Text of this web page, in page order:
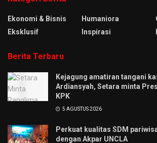
Ekonomi & Bisnis
Eksklusif
Humaniora
Inspirasi
Berita Terbaru
Kejagung amatiran tangani
Ardiansyah, Setara minta
KPK
5 AGUSTUS 2026
Perkuat kualitas SDM
dengan Akpar UNCLA